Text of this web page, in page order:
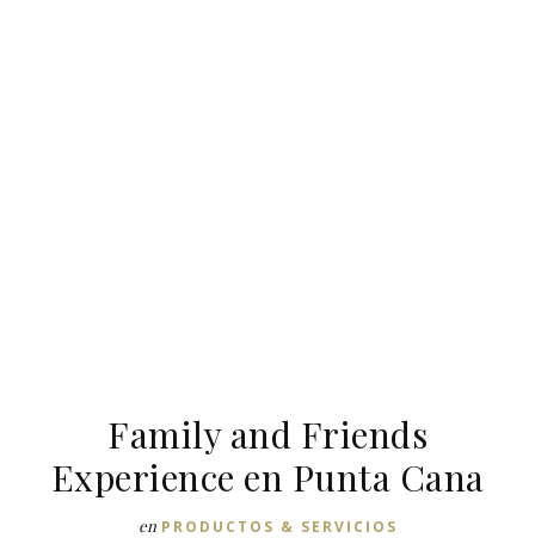
Family and Friends
Experience en Punta Cana
en PRODUCTOS & SERVICIOS